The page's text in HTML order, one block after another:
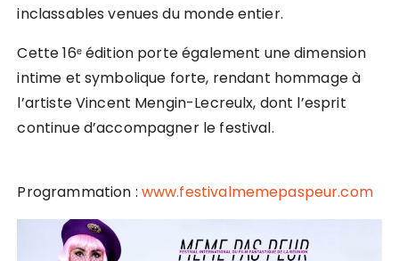
inclassables venues du monde entier.
Cette 16ᵉ édition porte également une dimension
intime et symbolique forte, rendant hommage à
l’artiste Vincent Mengin-Lecreulx, dont l’esprit
continue d’accompagner le festival.
Programmation : www.festivalmemepaspeur.com